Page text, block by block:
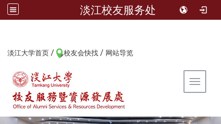
淡江校友服务处
淡江大学首页 / 校友会快找 / 网站导览
Toggle